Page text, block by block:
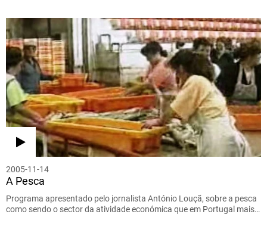
2005-11-14
A Pesca
Programa apresentado pelo jornalista António Louçã, sobre a pesca
como sendo o sector da atividade económica que em Portugal mais…